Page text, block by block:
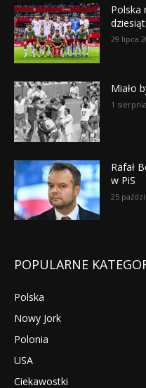
Polska
29 lipca
Miało
1
Rafał
w PiS
25
POPULARNE
Polska
Nowy Jork
Polonia
USA
Ciekawostki